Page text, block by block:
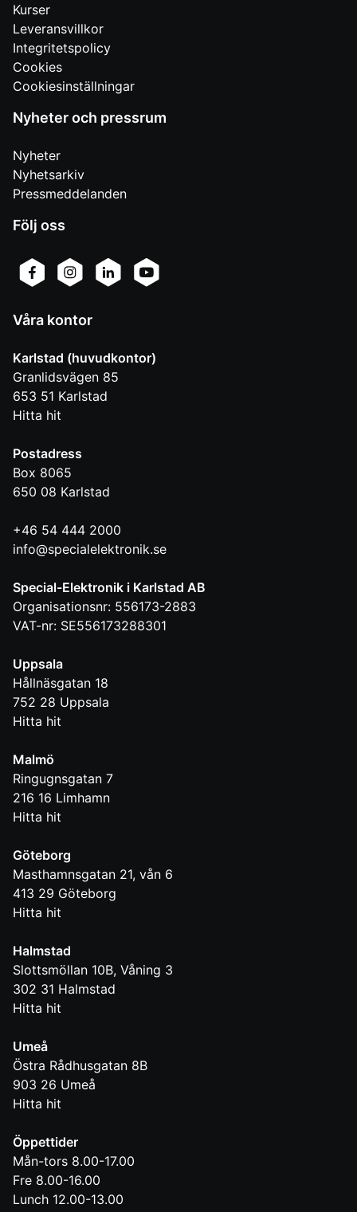
Kurser
Leveransvillkor
Integritetspolicy
Cookies
Cookiesinställningar
Nyheter och pressrum
Nyheter
Nyhetsarkiv
Pressmeddelanden
Följ oss
Våra kontor
Karlstad (huvudkontor)
Granlidsvägen 85
653 51 Karlstad
Hitta hit
Postadress
Box 8065
650 08 Karlstad
+46 54 444 2000
info@specialelektronik.se
Special-Elektronik i Karlstad AB
Organisationsnr: 556173-2883
VAT-nr: SE556173288301
Uppsala
Hållnäsgatan 18
752 28 Uppsala
Hitta hit
Malmö
Ringugnsgatan 7
216 16 Limhamn
Hitta hit
Göteborg
Masthamnsgatan 21, vån 6
413 29 Göteborg
Hitta hit
Halmstad
Slottsmöllan 10B, Våning 3
302 31 Halmstad
Hitta hit
Umeå
Östra Rådhusgatan 8B
903 26 Umeå
Hitta hit
Öppettider
Mån-tors 8.00-17.00
Fre 8.00-16.00
Lunch 12.00-13.00